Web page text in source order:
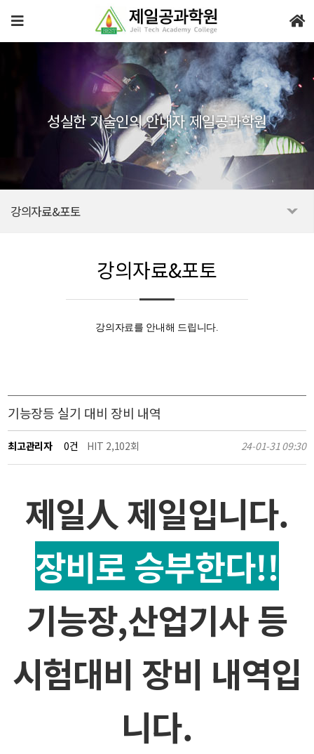
성실한 기술인의 안내자 제일공과학원
강의자료&포토
강의자료&포토
강의자료를 안내해 드립니다.
기능장등 실기 대비 장비 내역
최고관리자 0건 HIT 2,102회 24-01-31 09:30
제일人 제일입니다.
장비로 승부한다!!
기능장,산업기사 등
시험대비 장비 내역입
니다.